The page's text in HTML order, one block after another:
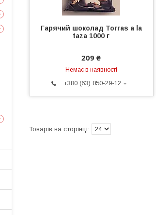
Гарячий шоколад Torras a la
taza 1000 г
209 ₴
Немає в наявності
+380 (63) 050-29-12